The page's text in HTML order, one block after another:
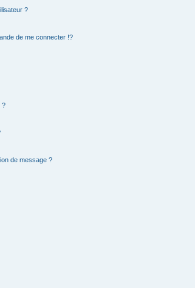
?
de me connecter !?
?
de message ?